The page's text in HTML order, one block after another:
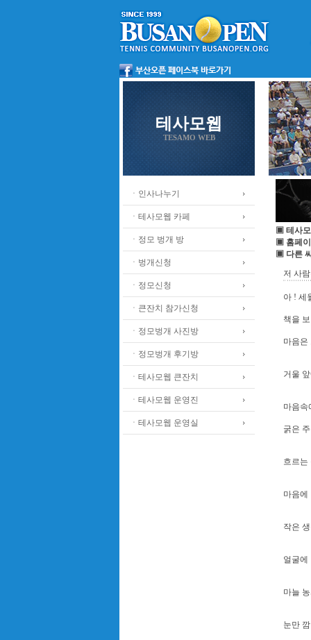
테사모웹
TESAMO WEB
ㆍ인사나누기
ㆍ테사모웹 카페
ㆍ정모 벙개 방
ㆍ벙개신청
ㆍ정모신청
ㆍ큰잔치 참가신청
ㆍ정모벙개 사진방
ㆍ정모벙개 후기방
ㆍ테사모웹 큰잔치
ㆍ테사모웹 운영진
ㆍ테사모웹 운영실
▣ 테사
▣ 홈페
▣ 다른
저 사
아 ! 세
책을
마음은
거울
마음속
굵은
흐르는
마음에
작은
얼굴에
마늘
눈만